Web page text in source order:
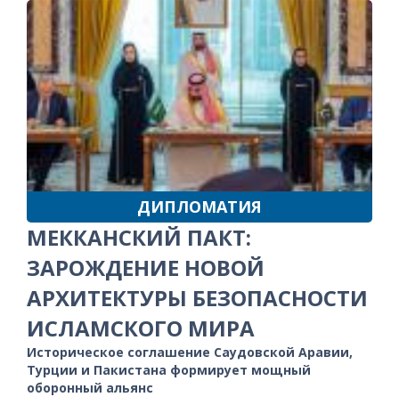
ДИПЛОМАТИЯ
МЕККАНСКИЙ ПАКТ:
ЗАРОЖДЕНИЕ НОВОЙ
АРХИТЕКТУРЫ БЕЗОПАСНОСТИ
ИСЛАМСКОГО МИРА
Историческое соглашение Саудовской Аравии,
Турции и Пакистана формирует мощный
оборонный альянс